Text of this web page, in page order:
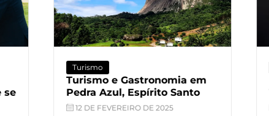
Turismo e Gastronomia em
Pedra Azul, Espírito Santo
12 DE FEVEREIRO DE 2025
Beyoncé na
Tour:
4 DE